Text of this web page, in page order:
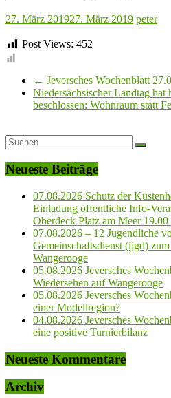
27. März 201927. März 2019 peter
Post Views: 452
← Jeversches Wochenblatt
Niedersächsischer Landtag hat
beschlossen: Wohnraum statt
Neueste Beiträge
07.08.2026 Schutz der
Einladung öffentliche Info-
Oberdeck Platz am Meer
07.08.2026 – 12 Jugendliche
Gemeinschaftsdienst (ijgd)
Wangerooge
05.08.2026 Jeversches
Wiedersehen auf Wangerooge
05.08.2026 Jeversches
einer Modellregion?
04.08.2026 Jeversches
eine positive Turnierbilanz
Neueste Kommentare
Archiv